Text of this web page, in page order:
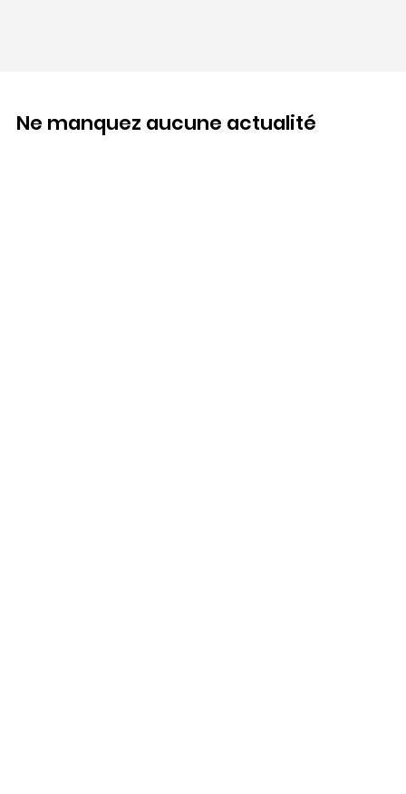
Ne manquez aucune actualité